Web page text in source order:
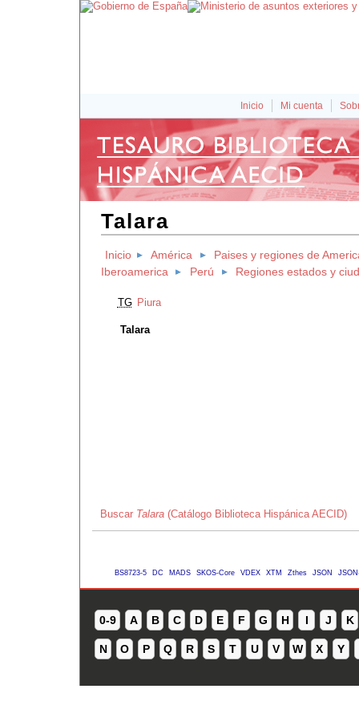
Inicio Mi cuenta
Talara
Inicio América
Paises y regiones de
Iberoamerica
Perú Regiones estados y
TG Piura
Talara
Buscar Talara (Catálogo Biblioteca Hispánica AECID)
BS8723-5 DC MADS SKOS-Core VDEX XTM Zthes JSON
0-9 A B C D E F G H I J K
N O P Q R S T U V W X Y